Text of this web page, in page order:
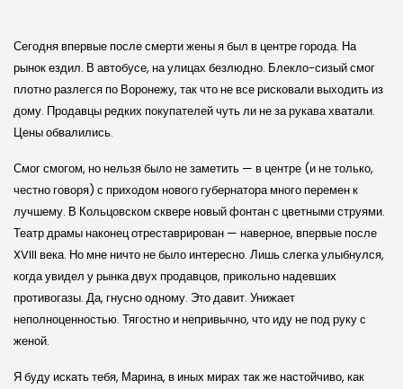
Сегодня впервые после смерти жены я был в центре города. На
рынок ездил. В автобусе, на улицах безлюдно. Блекло-сизый смог
плотно разлегся по Воронежу, так что не все рисковали выходить из
дому. Продавцы редких покупателей чуть ли не за рукава хватали.
Цены обвалились.
Смог смогом, но нельзя было не заметить — в центре (и не только,
честно говоря) с приходом нового губернатора много перемен к
лучшему. В Кольцовском сквере новый фонтан с цветными струями.
Театр драмы наконец отреставрирован — наверное, впервые после
XVIII века. Но мне ничто не было интересно. Лишь слегка улыбнулся,
когда увидел у рынка двух продавцов, прикольно надевших
противогазы. Да, гнусно одному. Это давит. Унижает
неполноценностью. Тягостно и непривычно, что иду не под руку с
женой.
Я буду искать тебя, Марина, в иных мирах так же настойчиво, как